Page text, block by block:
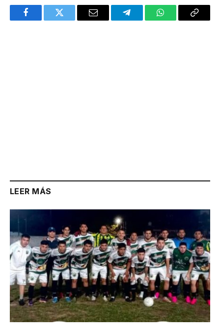
FacebookTwitter Email TelegramWhatsAppCopy
LEER MÁS